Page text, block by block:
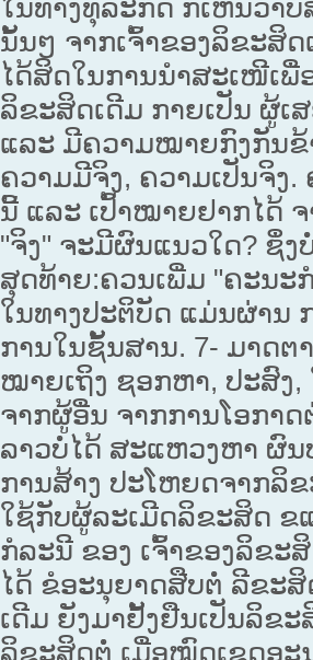
ໃນທາງທຸລະກິດ ກໍເຫັນວ່າ
ນັ້ນໆ ຈາກເຈົ້າຂອງລິຂະສິ
ໄດ້ສິດໃນການນໍາສະເໜີເ
ລິຂະສິດເດີມ ກາຍເປັນ ຜູ້ເ
ແລະ ມີຄວາມໝາຍກົງກັນຂ້
ຄວາມມີຈິງ, ຄວາມເປັນຈິງ
ນີ້ ແລະ ເປົ້າໝາຍຢາກໄດ້
"ຈິງ" ຈະມີຜົນແນວໃດ? ຊຶ່ງ
ສຸດທ້າຍ:ຄວນເພີ່ມ "ຄະນະ
ໃນທາງປະຕິບັດ ແມ່ນຜ່ານ
ການໃນຊັ້ນສານ. 7- ມາດ
ໝາຍເຖິງ ຊອກຫາ, ປະສົງ
ຈາກຜູ້ອື່ນ ຈາກການໂອກາ
ລາວບໍ່ໄດ້ ສະແຫວງຫາ ຜົ
ການສ້າງ ປະໂຫຍດຈາກລິ
ໃຊ້ກັບຜູ້ລະເມີດລິຂະສິດ ຂ
ກໍລະນີ ຂອງ ເຈົ້າຂອງລິຂ
ໄດ້ ຂໍອະນຸຍາດສືບຕໍ່ ລີຂະ
ເດີມ ຍັງມາຢັ້ງຢືນເປັນລິຂ
ລິຂະສິດຕໍ່ ເມື່ອໝົດເຂດອະ